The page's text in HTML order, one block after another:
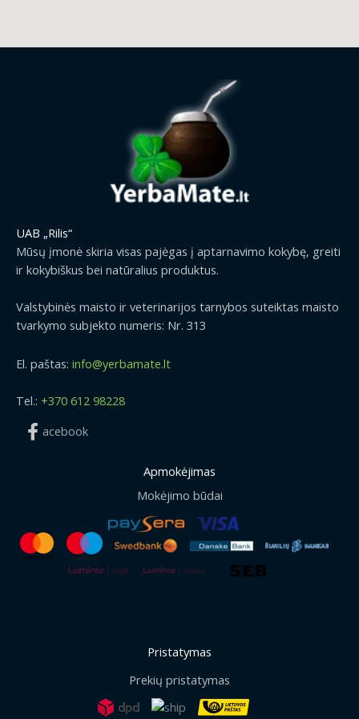
UAB „Rilis“
Mūsų įmonė skiria visas pajėgas į aptarnavimo kokybę, greiti
ir kokybiškus bei natūralius produktus.
Valstybinės maisto ir veterinarijos tarnybos suteiktas maisto
tvarkymo subjekto numeris: Nr. 313
El. paštas: info@yerbamate.lt
Tel.: +370 612 98228
acebook
Apmokėjimas
Mokėjimo būdai
Pristatymas
Prekių pristatymas